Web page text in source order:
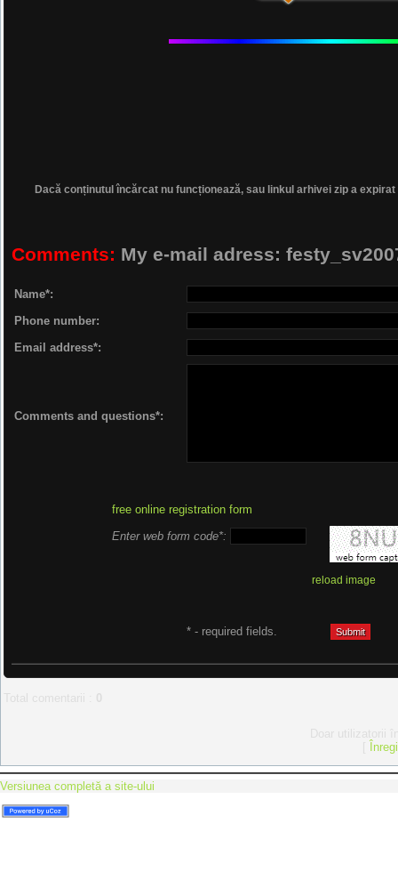
Dacă conținutul încărcat nu funcționează, sau linkul arhivei zip a
Comments: My e-mail adress:
Name*:
Phone number:
Email address*:
Comments and questions*:
free online registration form
Enter web form code*:
reload image
* - required fields.
Versiunea completă a site-ului